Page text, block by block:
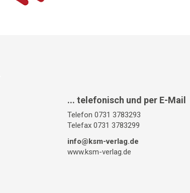
... telefonisch und per E-Mail
Telefon 0731 3783293
Telefax 0731 3783299
info@ksm-verlag.de
www.ksm-verlag.de